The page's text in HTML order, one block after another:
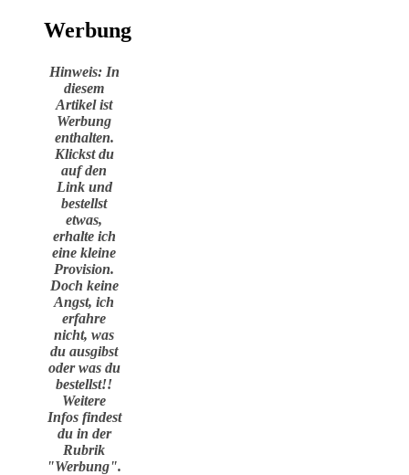
Werbung
Hinweis: In
diesem
Artikel ist
Werbung
enthalten.
Klickst du
auf den
Link und
bestellst
etwas,
erhalte ich
eine kleine
Provision.
Doch keine
Angst, ich
erfahre
nicht, was
du ausgibst
oder was du
bestellst!!
Weitere
Infos findest
du in der
Rubrik
"Werbung".